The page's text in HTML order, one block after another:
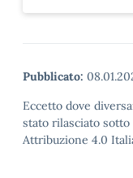
Pubblicato:
Eccetto dove
stato rilasciato
Attribuzione 4.0